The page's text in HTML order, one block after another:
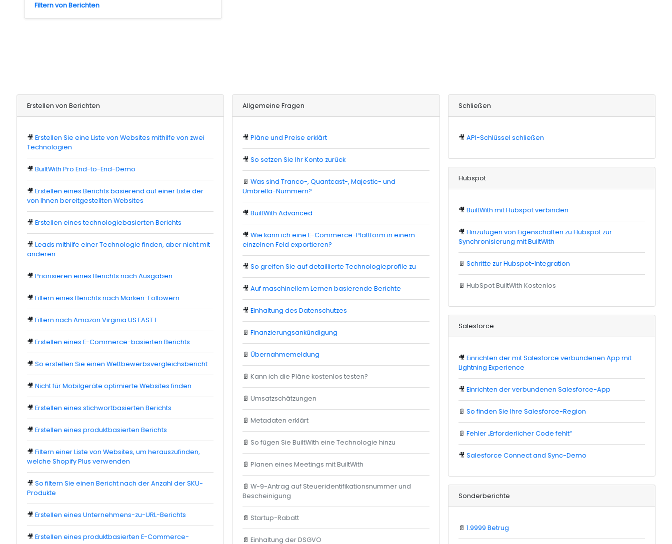
Filtern von Berichten
Erstellen von Berichten
🎥 Erstellen Sie eine Liste von Websites mithilfe von zwei
Technologien
🎥 BuiltWith Pro End-to-End-Demo
🎥 Erstellen eines Berichts basierend auf einer Liste der
von Ihnen bereitgestellten Websites
🎥 Erstellen eines technologiebasierten Berichts
🎥 Leads mithilfe einer Technologie finden, aber nicht mit
anderen
🎥 Priorisieren eines Berichts nach Ausgaben
🎥 Filtern eines Berichts nach Marken-Followern
🎥 Filtern nach Amazon Virginia US EAST 1
🎥 Erstellen eines E-Commerce-basierten Berichts
🎥 So erstellen Sie einen Wettbewerbsvergleichsbericht
🎥 Nicht für Mobilgeräte optimierte Websites finden
🎥 Erstellen eines stichwortbasierten Berichts
🎥 Erstellen eines produktbasierten Berichts
🎥 Filtern einer Liste von Websites, um herauszufinden,
welche Shopify Plus verwenden
🎥 So filtern Sie einen Bericht nach der Anzahl der SKU-
Produkte
🎥 Erstellen eines Unternehmens-zu-URL-Berichts
🎥 Erstellen eines produktbasierten E-Commerce-
Allgemeine Fragen
🎥Pläne und Preise erklärt
🎥So setzen Sie Ihr Konto zurück
📄Was sind Tranco-, Quantcast-, Majestic- und
Umbrella-Nummern?
🎥BuiltWith Advanced
🎥Wie kann ich eine E-Commerce-Plattform in einem
einzelnen Feld exportieren?
🎥So greifen Sie auf detaillierte Technologieprofile zu
🎥Auf maschinellem Lernen basierende Berichte
🎥Einhaltung des Datenschutzes
📄Finanzierungsankündigung
📄Übernahmemeldung
📄Kann ich die Pläne kostenlos testen?
📄Umsatzschätzungen
📄Metadaten erklärt
📄 So fügen Sie BuiltWith eine Technologie hinzu
📄Planen eines Meetings mit BuiltWith
📄W-9-Antrag auf Steueridentifikationsnummer und
Bescheinigung
📄 Startup-Rabatt
📄Einhaltung der DSGVO
Schließen
🎥 API-Schlüssel schließen
Hubspot
🎥 BuiltWith mit Hubspot verbinden
🎥 Hinzufügen von Eigenschaften zu Hubspot zur
Synchronisierung mit BuiltWith
📄 Schritte zur Hubspot-Integration
📄 HubSpot BuiltWith Kostenlos
Salesforce
🎥 Einrichten der mit Salesforce verbundenen App mit
Lightning Experience
🎥 Einrichten der verbundenen Salesforce-App
📄 So finden Sie Ihre Salesforce-Region
📄 Fehler „Erforderlicher Code fehlt“
🎥 Salesforce Connect and Sync-Demo
Sonderberichte
📄 1.9999 Betrug